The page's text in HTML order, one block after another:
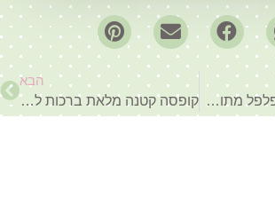
הדרכה – מלח & פלפל מתובלים בסקראפ
הבא
קופסה קטנה מלאת ברכות לעופי